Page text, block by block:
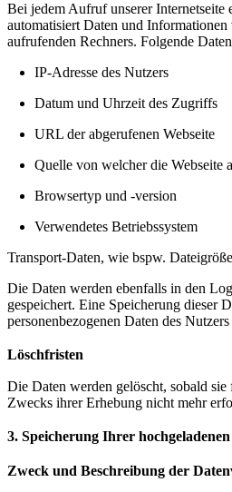
Bei jedem Aufruf unserer Internetseite
automatisiert Daten und Informationen
aufrufenden Rechners. Folgende
IP-Adresse des Nutzers
Datum und Uhrzeit des Zugriffs
URL der abgerufenen Webseite
Quelle von welcher die Webseite
Browsertyp und -version
Verwendetes Betriebssystem
Transport-Daten, wie bspw.
Die Daten werden ebenfalls in den
gespeichert. Eine Speicherung dieser
personenbezogenen Daten des
Löschfristen
Die Daten werden gelöscht, sobald
Zwecks ihrer Erhebung nicht mehr
3. Speicherung Ihrer
Zweck und Beschreibung der